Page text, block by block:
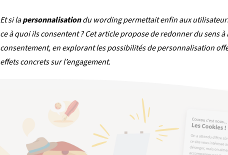
Et si lapersonnalisationdu wording permettait enfin aux
ce à quoi ils consentent ? Cet article propose de redonner du sens à
consentement, en explorant les possibilités de personnalisation
effets concrets sur l’engagement.